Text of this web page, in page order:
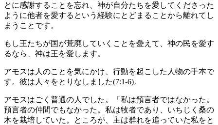
とに感謝することを忘れ、神が自分たちを愛してくださった
ように他者を愛するという経験にとどまることから離れてし
まうことです。
もし王たちが国が荒廃していくことを憂えて、神の民を愛す
るなら、神は王を愛します。
アモスは人のことを気にかけ、行動を起こした人物の手本で
す。彼は人々をとりなしました(7:1-6)。
アモスはごく普通の人でした。「私は預言者ではなかった。
預言者の仲間でもなかった。私は牧者であり、いちじく桑の
木を栽培していた。ところが、主は群れを追っていた私をと